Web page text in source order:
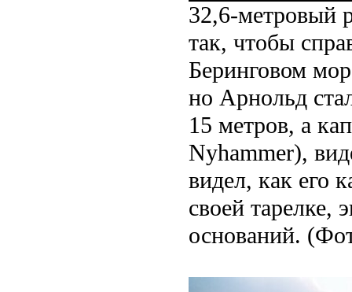
32,6-метровый
так, чтобы
Беринговом
но Арнольд
15 метров, а
Nyhammer),
видел, как его
своей тарелке,
оснований.